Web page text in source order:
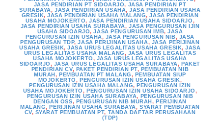
JASA PENDIRIAN PT SIDOARJO, JASA PENDIRIAN PT
SURABAYA,JASA PENDIRIAN USAHA,JASA PENDIRIAN USAHA
GRESIK,JASA PENDIRIAN USAHA MALANG,JASA PENDIRIAN
USAHA MOJOKERTO,JASA PENDIRIAN USAHA SIDOARJO,
JASA PENDIRIAN USAHA SURABAYA,JASA PENGURUSAN IJIN
USAHA SIDOARJO,JASA PENGURUSAN IMB,JASA
PENGURUSAN IZIN USAHA, JASA PENGURUSAN NIB, JASA
PENGURUSAN TDP,JASA PERIJINAN USAHA, JASA PERIJINAN
USAHA GRESIK,JASA URUS LEGALITAS USAHA GRESIK,JASA
URUS LEGALITAS USAHA MALANG, JASA URUS LEGALITAS
USAHA MOJOKERTO, JASA URUS LEGALITAS USAHA
SIDOARJO, JASA URUS LEGALITAS USAHA SURABAYA, PAKET
PENDIRIAN CV, PAKET PENDIRIAN PT, PEMBUATAN NIB
MURAH,PEMBUATAN PT MALANG, PEMBUATAN SIUP
MOJOKERTO, PENGURUSAN IZIN USAHA GRESIK,
PENGURUSAN IZIN USAHA MALANG,PENGURUSAN IZIN
USAHA MOJOKERTO,PENGURUSAN IZIN USAHA SIDOARJO,
PENGURUSAN IZIN USAHA SURABAYA, PENGURUSAN NIB
DENGAN OSS, PENGURUSAN NIB MURAH, PERIJINAN
MALANG,PERIJINAN USAHA SURABAYA,SYARAT PEMBUATAN
CV, SYARAT PEMBUATAN PT, TANDA DAFTAR PERUSAHAAN
(TDP)